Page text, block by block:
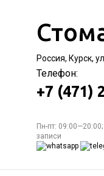
Россия, Курск,
Телефон:
+7 (471)
Пн-пт:
записи